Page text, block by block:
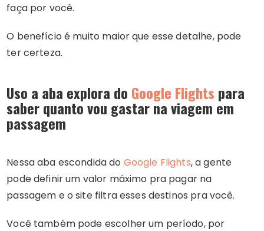
faça por você.
O benefício é muito maior que esse detalhe, pode
ter certeza.
Uso a aba explora do Google Flights para
saber quanto vou gastar na viagem em
passagem
Nessa aba escondida do Google Flights, a gente
pode definir um valor máximo pra pagar na
passagem e o site filtra esses destinos pra você.
Você também pode escolher um período, por